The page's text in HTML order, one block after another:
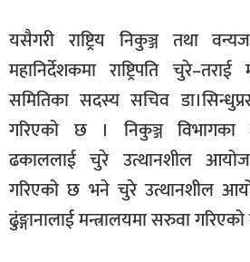
यसैगरी राष्ट्रिय निकुञ्ज तथा
महानिर्देशकमा राष्ट्रिपति
समितिका सदस्य सचिव
गरिएको छ । निकुञ्ज विभागका
ढकाललाई चुरे उत्थानशील
गरिएको छ भने चुरे उत्थानशील
ढुंङ्गानालाई मन्त्रालयमा सरुवा